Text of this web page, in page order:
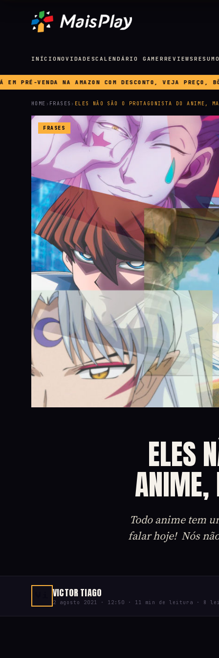
INÍCIO NOVIDADESCALENDÁRIO GAMER REVIEWS
DESCONTO, VEJA PREÇO, BÔNUS E DATAS ◆
HOME › FRASES › ELES NÃO SÃO O PROTAGONISTA DO ANIME,
FRASES
ELES
ANIME,
Todo anime tem
falar hoje! Nós
VICTOR TIAGO
2 agosto 2021 · 12:50 · 11 min de leitura · 8